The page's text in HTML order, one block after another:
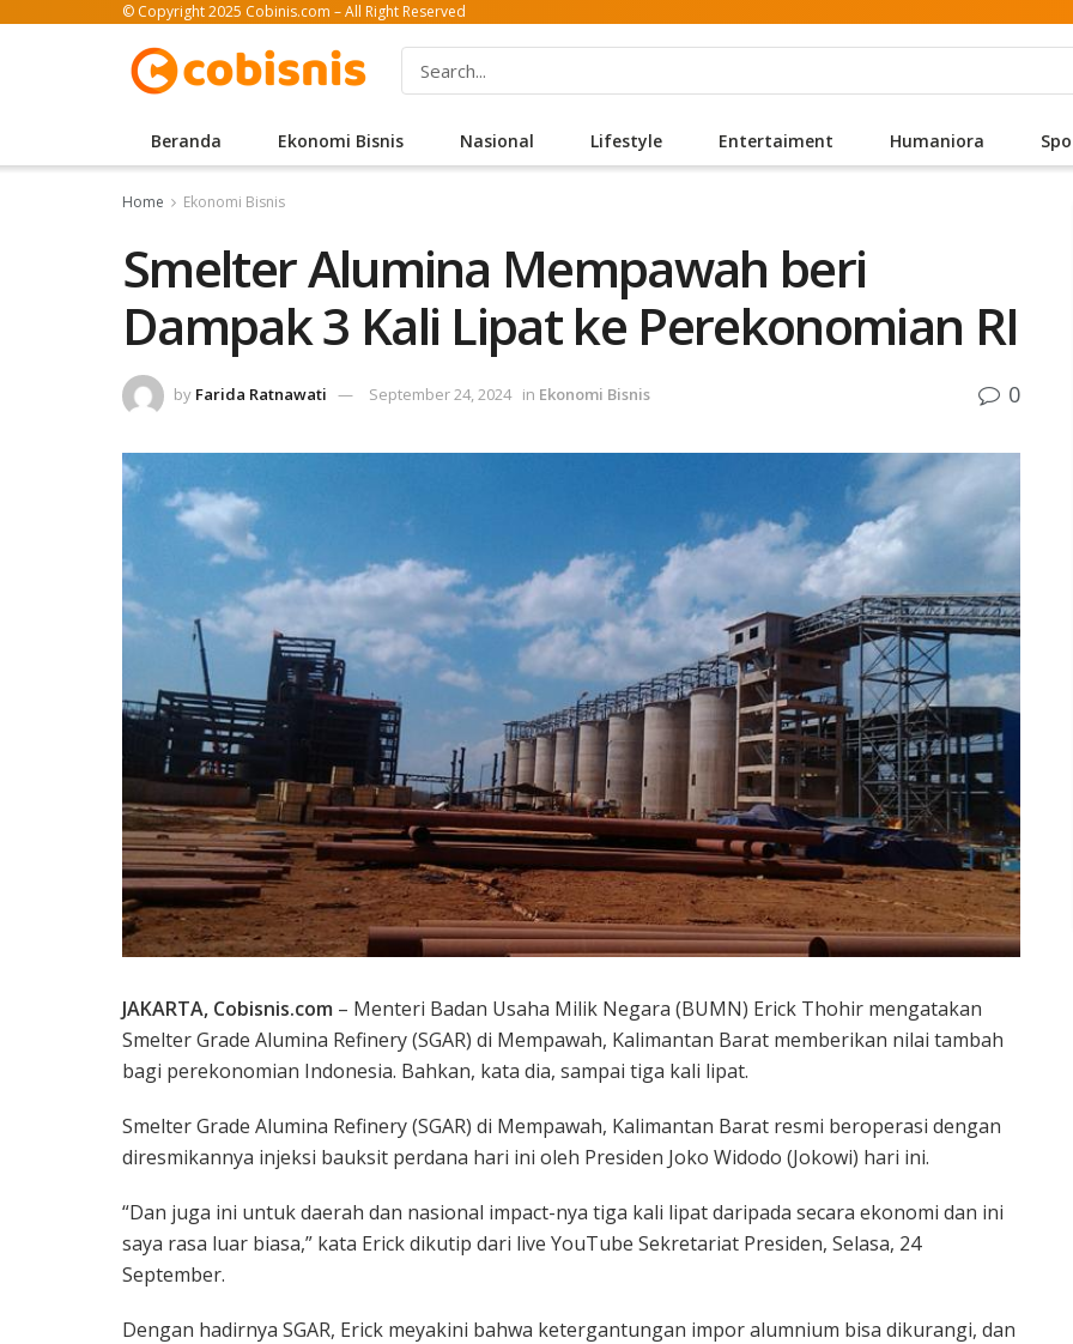
© Copyright 2025 Cobinis.com – All Right Reserved
Beranda Ekonomi Bisnis Nasional Lifestyle Entertaiment Humaniora
Home Ekonomi Bisnis
Smelter Alumina Mempawah beri
Dampak 3 Kali Lipat ke Perekonomian RI
by Farida Ratnawati September 24, 2024 in Ekonomi Bisnis 0
JAKARTA, Cobisnis.com – Menteri Badan Usaha Milik Negara (BUMN) Erick Thohir mengatakan
Smelter Grade Alumina Refinery (SGAR) di Mempawah, Kalimantan Barat memberikan nilai tambah
bagi perekonomian Indonesia. Bahkan, kata dia, sampai tiga kali lipat.
Smelter Grade Alumina Refinery (SGAR) di Mempawah, Kalimantan Barat resmi beroperasi dengan
diresmikannya injeksi bauksit perdana hari ini oleh Presiden Joko Widodo (Jokowi) hari ini.
“Dan juga ini untuk daerah dan nasional impact-nya tiga kali lipat daripada secara ekonomi dan ini
saya rasa luar biasa,” kata Erick dikutip dari live YouTube Sekretariat Presiden, Selasa, 24
September.
Dengan hadirnya SGAR, Erick meyakini bahwa ketergantungan impor alumnium bisa dikurangi, dan